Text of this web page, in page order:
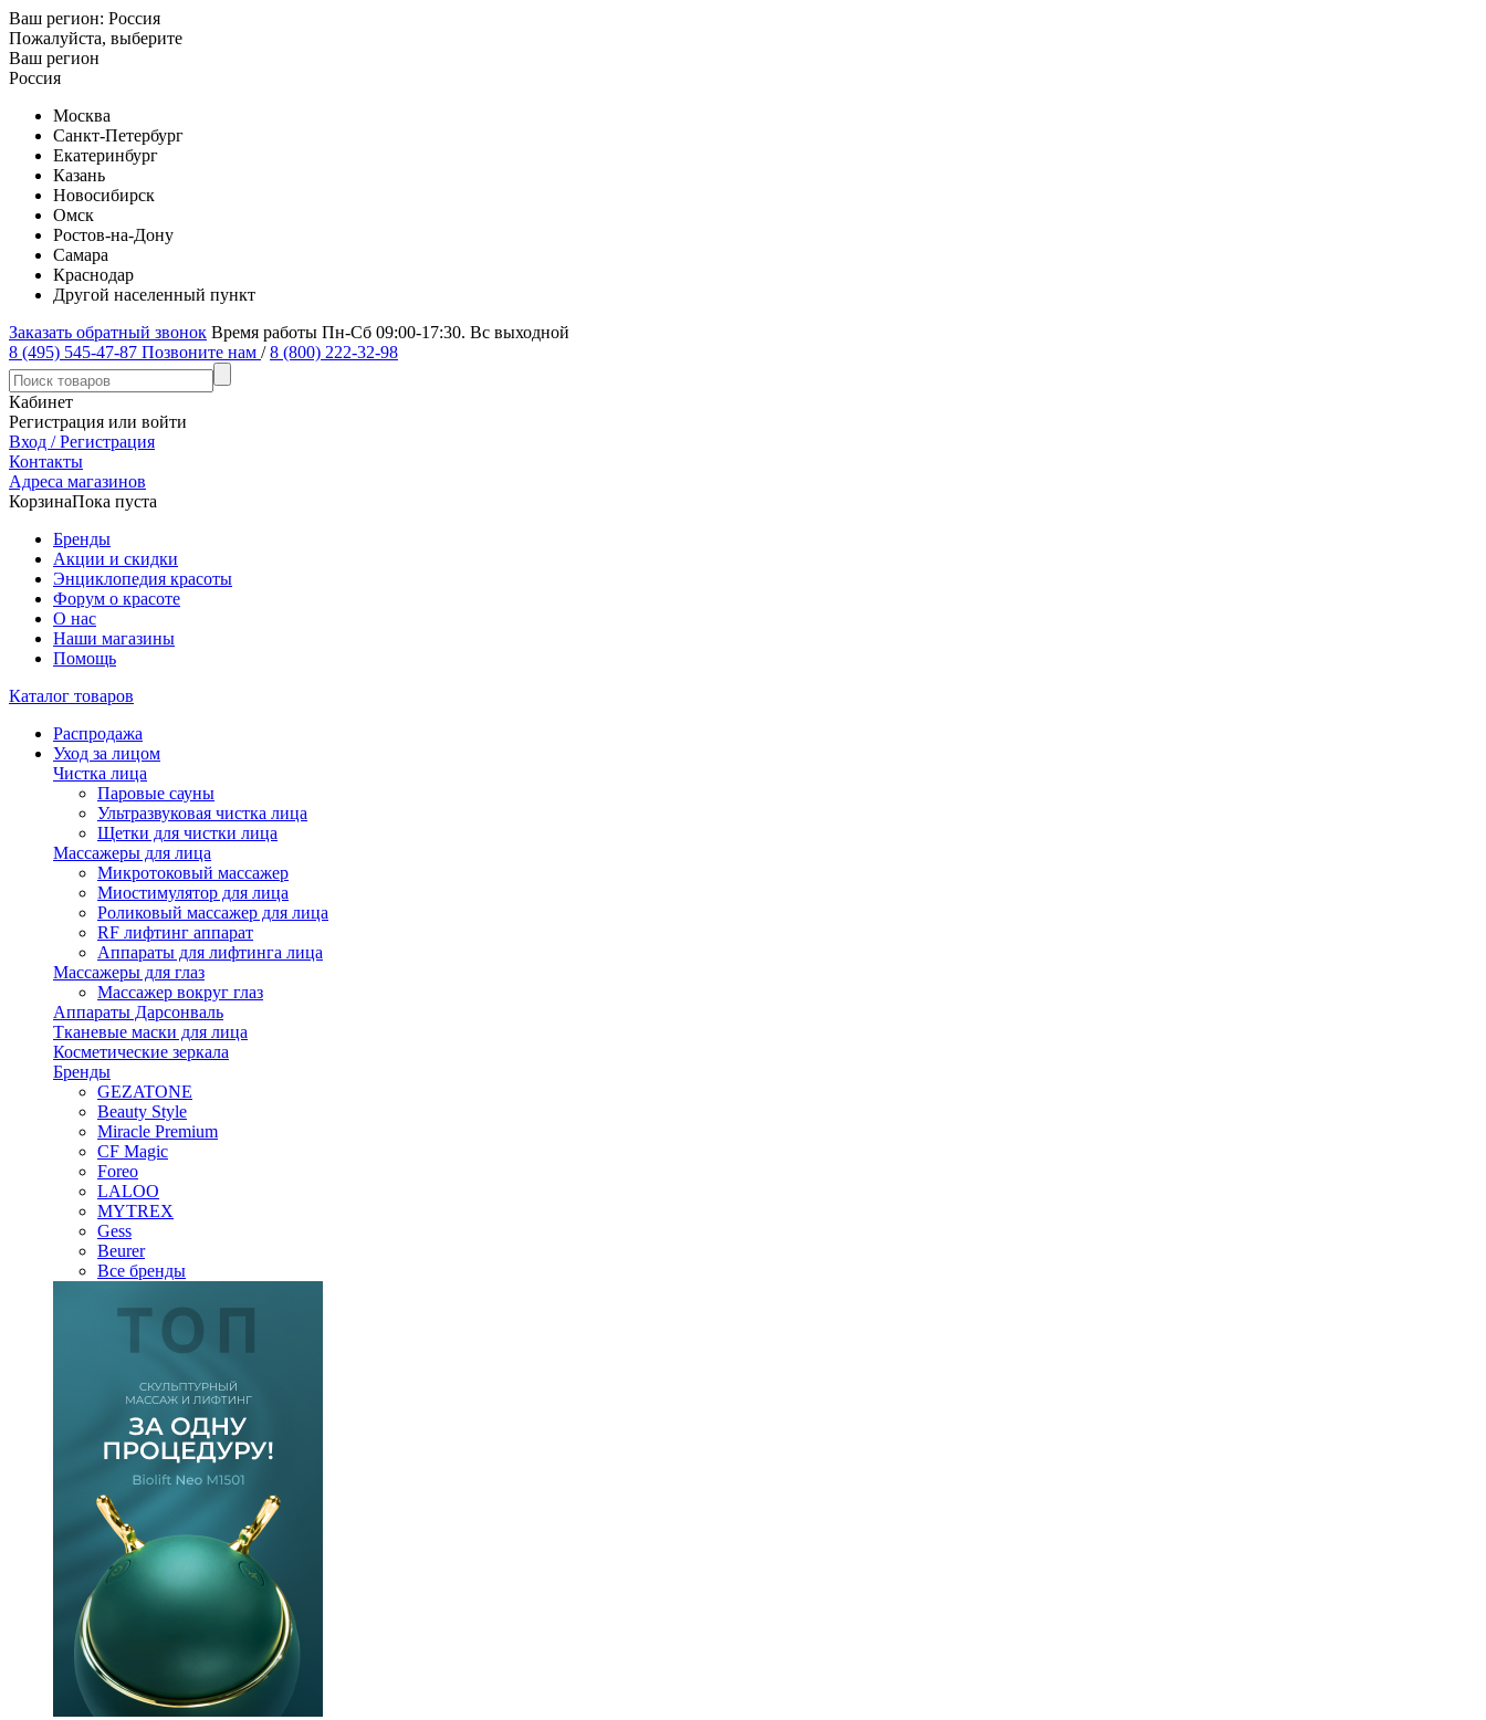
Ваш регион: Россия
Пожалуйста, выберите
Ваш регион
Россия
Москва
Санкт-Петербург
Екатеринбург
Казань
Новосибирск
Омск
Ростов-на-Дону
Самара
Краснодар
Другой населенный пункт
Заказать обратный звонок Время работы Пн-Сб 09:00-17:30. Вс выходной
8 (495) 545-47-87 Позвоните нам / 8 (800) 222-32-98
Кабинет
Регистрация или войти
Вход / Регистрация
Контакты
Адреса магазинов
КорзинаПока пуста
Бренды
Акции и скидки
Энциклопедия красоты
Форум о красоте
О нас
Наши магазины
Помощь
Каталог товаров
Распродажа
Уход за лицом
Чистка лица
Паровые сауны
Ультразвуковая чистка лица
Щетки для чистки лица
Массажеры для лица
Микротоковый массажер
Миостимулятор для лица
Роликовый массажер для лица
RF лифтинг аппарат
Аппараты для лифтинга лица
Массажеры для глаз
Массажер вокруг глаз
Аппараты Дарсонваль
Тканевые маски для лица
Косметические зеркала
Бренды
GEZATONE
Beauty Style
Miracle Premium
CF Magic
Foreo
LALOO
MYTREX
Gess
Beurer
Все бренды